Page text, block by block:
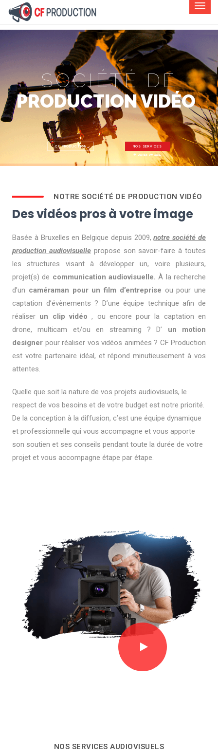
SOCIÉTÉ DE
PRODUCTION VIDÉO
jeter un oeil
CF PRODUCTION NOS SERVICES
NOTRE SOCIÉTÉ DE PRODUCTION VIDÉO
Des vidéos pros à votre image
Basée à Bruxelles en Belgique depuis 2009,notre société de
production audiovisuelle propose son savoir-faire à toutes
les structures visant à développer un, voire plusieurs,
projet(s) de communication audiovisuelle.À la recherche
d’un caméraman pour un film d’entreprise ou pour une
captation d’évènements ? D’une équipe technique afin de
réaliser un clip vidéo , ou encore pour la captation en
drone, multicam et/ou en streaming ? D’ un motion
designer pour réaliser vos vidéos animées ? CF Production
est votre partenaire idéal, et répond minutieusement à vos
attentes.
Quelle que soit la nature de vos projets audiovisuels, le
respect de vos besoins et de votre budget est notre priorité.
De la conception à la diffusion, c’est une équipe dynamique
et professionnelle qui vous accompagne et vous apporte
son soutien et ses conseils pendant toute la durée de votre
projet et vous accompagne étape par étape.
NOS SERVICES AUDIOVISUELS